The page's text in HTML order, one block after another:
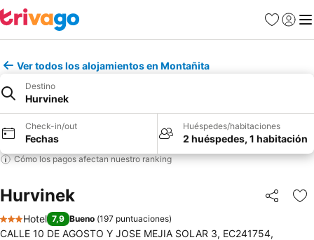
Favoritos
Iniciar
Ver todos los alojamientos en Montañita
Destino
Hurvinek
Check-in/out
Fechas
Huéspedes/habitaciones
2 huéspedes, 1 habitación
Cómo los pagos afectan nuestro ranking
Hurvinek Compartir
3 Estrellas
Hotel 7,9 Bueno (197 puntuaciones)
CALLE 10 DE AGOSTO Y JOSE MEJIA SOLAR 3, EC241754,